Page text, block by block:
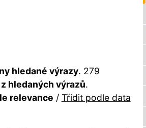
hledané výrazy. 279
hledaných výrazů.
relevance / Třídit podle data